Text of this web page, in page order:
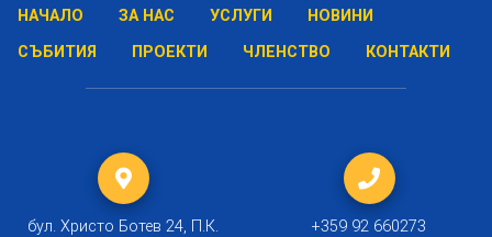
НАЧАЛО ЗА НАС УСЛУГИ
НОВИНИ
СЪБИТИЯ
ПРОЕКТИ ЧЛЕНСТВО КОНТАКТИ
бул. Христо Ботев 24, П.К.
+359 92 660273